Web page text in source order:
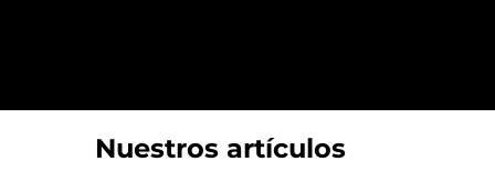
Nuestros artículos